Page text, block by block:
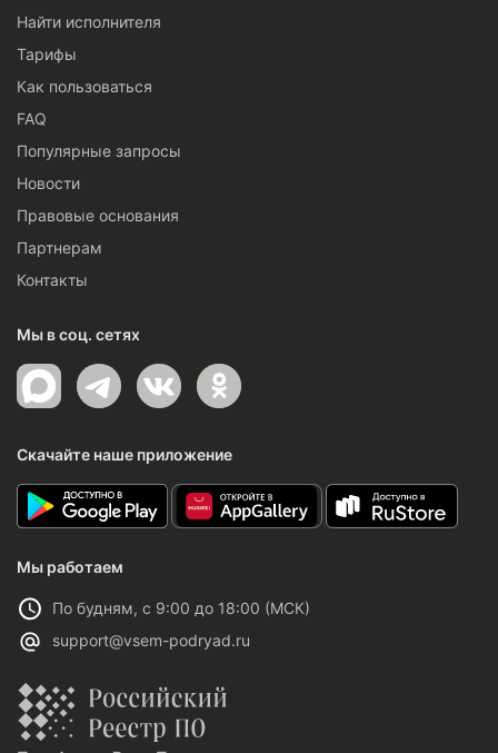
Найти исполнителя
Тарифы
Как пользоваться
FAQ
Популярные запросы
Новости
Правовые основания
Партнерам
Контакты
Мы в соц. сетях
Скачайте наше приложение
Мы работаем
По будням, с 9:00 до 18:00 (МСК)
support@vsem-podryad.ru